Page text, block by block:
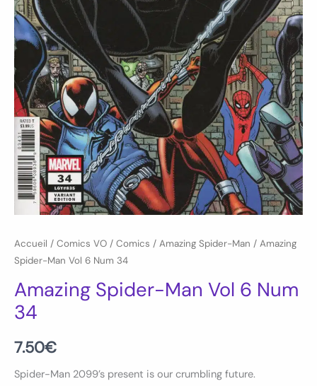
Accueil / Comics VO / Comics / Amazing Spider-Man / Amazing
Spider-Man Vol 6 Num 34
Amazing Spider-Man Vol 6 Num
34
7.50€
Spider-Man 2099’s present is our crumbling future.